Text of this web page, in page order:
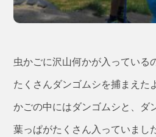
虫かごに沢山何かが入っている
たくさんダンゴムシを捕まえた
かごの中にはダンゴムシと、ダ
葉っぱがたくさん入っていまし